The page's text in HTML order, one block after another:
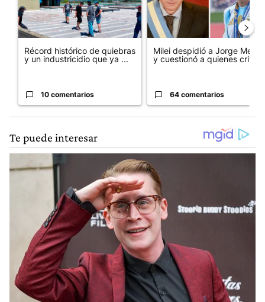
Récord histórico de quiebras
y un industricidio que ya ...
10 comentarios
Milei despidió a Jorge Messi
y cuestionó a quienes crit...
64 comentarios